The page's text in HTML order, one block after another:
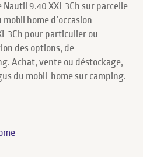
9.40 XXL 3Ch sur parcelle
home d’occasion
3Ch pour particulier ou
des options, de
Achat, vente ou déstockage,
du mobil-home sur camping.